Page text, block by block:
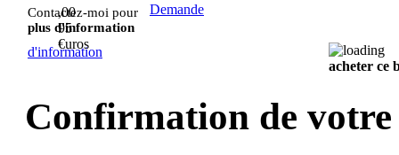
Contactez-moi pour
plus d'information
Demande
d'information
,00
95
€uros
acheter ce
Confirmation de votre